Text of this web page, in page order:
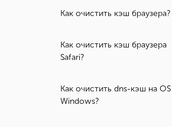
Как очистить кэш браузера?
Как очистить кэш браузера
Safari?
Как очистить dns-кэш на OS
Windows?